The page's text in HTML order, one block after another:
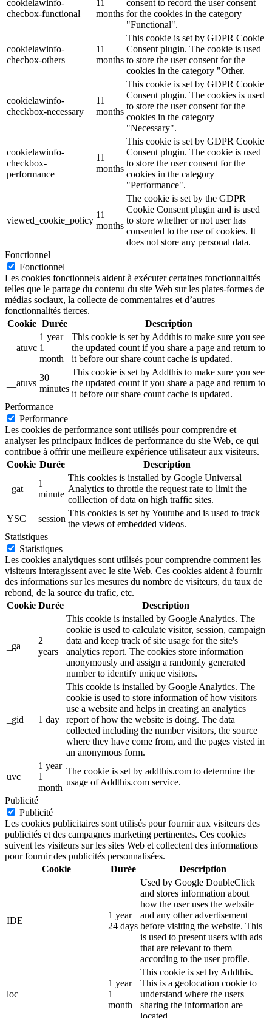
cookielawinfo-
checbox-functional
11
months
consent to record the user consent
for the cookies in the category
"Functional".
cookielawinfo-
checbox-others
11
months
This cookie is set by GDPR Cookie
Consent plugin. The cookie is used
to store the user consent for the
cookies in the category "Other.
cookielawinfo-
checkbox-necessary
11
months
This cookie is set by GDPR Cookie
Consent plugin. The cookies is used
to store the user consent for the
cookies in the category
"Necessary".
cookielawinfo-
checkbox-
performance
11
months
This cookie is set by GDPR Cookie
Consent plugin. The cookie is used
to store the user consent for the
cookies in the category
"Performance".
viewed_cookie_policy
11
months
The cookie is set by the GDPR
Cookie Consent plugin and is used
to store whether or not user has
consented to the use of cookies. It
does not store any personal data.
Fonctionnel
Fonctionnel
Les cookies fonctionnels aident à exécuter certaines fonctionnalités
telles que le partage du contenu du site Web sur les plates-formes de
médias sociaux, la collecte de commentaires et d’autres
fonctionnalités tierces.
Cookie Durée Description
__atuvc
1 year
1
month
This cookie is set by Addthis to make sure you see
the updated count if you share a page and return to
it before our share count cache is updated.
__atuvs
30
minutes
This cookie is set by Addthis to make sure you see
the updated count if you share a page and return to
it before our share count cache is updated.
Performance
Performance
Les cookies de performance sont utilisés pour comprendre et
analyser les principaux indices de performance du site Web, ce qui
contribue à offrir une meilleure expérience utilisateur aux visiteurs.
Cookie Durée Description
_gat
1
minute
This cookies is installed by Google Universal
Analytics to throttle the request rate to limit the
colllection of data on high traffic sites.
YSC
session
This cookies is set by Youtube and is used to track
the views of embedded videos.
Statistiques
Statistiques
Les cookies analytiques sont utilisés pour comprendre comment les
visiteurs interagissent avec le site Web. Ces cookies aident à fournir
des informations sur les mesures du nombre de visiteurs, du taux de
rebond, de la source du trafic, etc.
Cookie Durée Description
_ga
2
years
This cookie is installed by Google Analytics. The
cookie is used to calculate visitor, session, campaign
data and keep track of site usage for the site's
analytics report. The cookies store information
anonymously and assign a randomly generated
number to identify unique visitors.
_gid 1 day
This cookie is installed by Google Analytics. The
cookie is used to store information of how visitors
use a website and helps in creating an analytics
report of how the website is doing. The data
collected including the number visitors, the source
where they have come from, and the pages visted in
an anonymous form.
uvc
1 year
1
month
The cookie is set by addthis.com to determine the
usage of Addthis.com service.
Publicité
Publicité
Les cookies publicitaires sont utilisés pour fournir aux visiteurs des
publicités et des campagnes marketing pertinentes. Ces cookies
suivent les visiteurs sur les sites Web et collectent des informations
pour fournir des publicités personnalisées.
Cookie
Durée Description
IDE
1 year
24 days
Used by Google DoubleClick
and stores information about
how the user uses the website
and any other advertisement
before visiting the website. This
is used to present users with ads
that are relevant to them
according to the user profile.
loc
1 year
1
month
This cookie is set by Addthis.
This is a geolocation cookie to
understand where the users
sharing the information are